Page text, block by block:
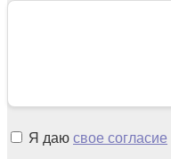
Я даю свое согласие